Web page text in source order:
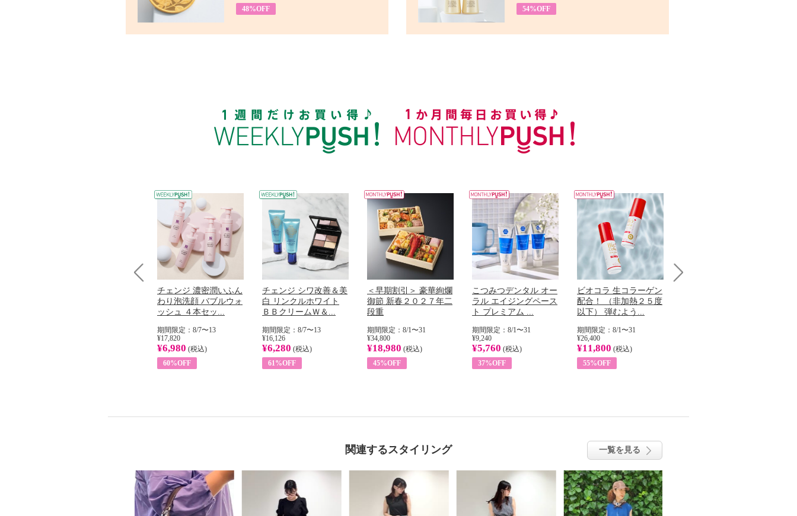
48%OFF
54%OFF
チェンジ 濃密潤いふん
わり泡洗顔 バブルウォ
ッシュ ４本セッ...
期間限定：8/7〜13
¥17,820
¥6,980 (税込)
60%OFF
チェンジ シワ改善＆美
白 リンクルホワイト
ＢＢクリームＷ＆...
期間限定：8/7〜13
¥16,126
¥6,280 (税込)
61%OFF
＜早期割引＞ 豪華絢爛
御節 新春２０２７年二
段重
期間限定：8/1〜31
¥34,800
¥18,980 (税込)
45%OFF
こつみつデンタル オー
ラル エイジングペース
ト プレミアム ...
期間限定：8/1〜31
¥9,240
¥5,760 (税込)
37%OFF
ビオコラ 生コラーゲン
配合！ （非加熱２５度
以下） 弾むよう...
期間限定：8/1〜31
¥26,400
¥11,800 (税込)
55%OFF
関連するスタイリング 一覧を見る